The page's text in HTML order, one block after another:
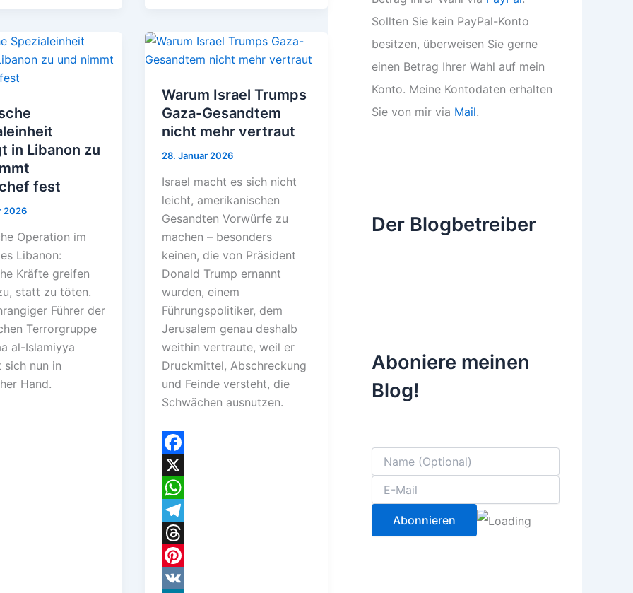
e
t
ii
e
n
in Libanon zu
fest
2026
Operation im
Libanon:
Kräfte greifen
statt zu töten.
Führer der
Terrorgruppe
al-Islamiyya
sich nun in
Hand.
Warum Israel Trumps
Gaza-Gesandtem
nicht mehr vertraut
28. Januar 2026
Israel macht es sich nicht
leicht, amerikanischen
Gesandten Vorwürfe zu
machen – besonders
keinen, die von Präsident
Donald Trump ernannt
wurden, einem
Führungspolitiker, dem
Jerusalem genau deshalb
weithin vertraute, weil er
Druckmittel, Abschreckung
und Feinde versteht, die
Schwächen ausnutzen.
F
a
c
e
b
o
X
W
h
a
t
T
e
T
h
P
Sollten Sie kein PayPal-Konto
besitzen, überweisen Sie gerne
einen Betrag Ihrer Wahl auf mein
Konto. Meine Kontodaten erhalten
Sie von mir via Mail.
Der Blogbetreiber
Aboniere meinen
Blog!